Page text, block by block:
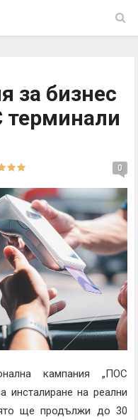
за бизнес
терминали
0
кампания „ПОС
инсталиране на реални
ще продължи до 30